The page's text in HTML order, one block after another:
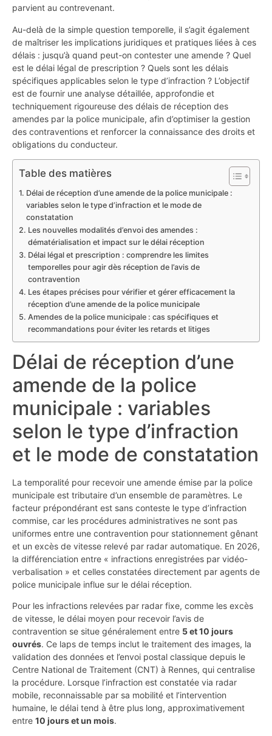
parvient au contrevenant.
Au-delà de la simple question temporelle, il s’agit également
de maîtriser les implications juridiques et pratiques liées à ces
délais : jusqu’à quand peut-on contester une amende ? Quel
est le délai légal de prescription ? Quels sont les délais
spécifiques applicables selon le type d’infraction ? L’objectif
est de fournir une analyse détaillée, approfondie et
techniquement rigoureuse des délais de réception des
amendes par la police municipale, afin d’optimiser la gestion
des contraventions et renforcer la connaissance des droits et
obligations du conducteur.
Table des matières
Délai de réception d’une amende de la police municipale :
variables selon le type d’infraction et le mode de
constatation
Les nouvelles modalités d’envoi des amendes :
dématérialisation et impact sur le délai réception
Délai légal et prescription : comprendre les limites
temporelles pour agir dès réception de l’avis de
contravention
Les étapes précises pour vérifier et gérer efficacement la
réception d’une amende de la police municipale
Amendes de la police municipale : cas spécifiques et
recommandations pour éviter les retards et litiges
Délai de réception d’une
amende de la police
municipale : variables
selon le type d’infraction
et le mode de constatation
La temporalité pour recevoir une amende émise par la police
municipale est tributaire d’un ensemble de paramètres. Le
facteur prépondérant est sans conteste le type d’infraction
commise, car les procédures administratives ne sont pas
uniformes entre une contravention pour stationnement gênant
et un excès de vitesse relevé par radar automatique. En 2026,
la différenciation entre « infractions enregistrées par vidéo-
verbalisation » et celles constatées directement par agents de
police municipale influe sur le délai réception.
Pour les infractions relevées par radar fixe, comme les excès
de vitesse, le délai moyen pour recevoir l’avis de
contravention se situe généralement entre 5 et 10 jours
ouvrés. Ce laps de temps inclut le traitement des images, la
validation des données et l’envoi postal classique depuis le
Centre National de Traitement (CNT) à Rennes, qui centralise
la procédure. Lorsque l’infraction est constatée via radar
mobile, reconnaissable par sa mobilité et l’intervention
humaine, le délai tend à être plus long, approximativement
entre 10 jours et un mois.